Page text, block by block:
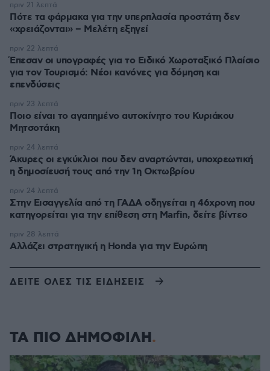
Πότε τα φάρμακα για την υπερπλασία προστάτη δεν
«χρειάζονται» – Μελέτη εξηγεί
πριν 21 λεπτά
Έπεσαν οι υπογραφές για το Ειδικό Χωροταξικό Πλαίσιο
για τον Τουρισμό: Νέοι κανόνες για δόμηση και
επενδύσεις
πριν 22 λεπτά
Ποιο είναι το αγαπημένο αυτοκίνητο του Κυριάκου
Μητσοτάκη
πριν 23 λεπτά
Άκυρες οι εγκύκλιοι που δεν αναρτώνται, υποχρεωτική
η δημοσίευσή τους από την 1η Οκτωβρίου
πριν 24 λεπτά
Στην Εισαγγελία από τη ΓΑΔΑ οδηγείται η 46χρονη που
κατηγορείται για την επίθεση στη Marfin, δείτε βίντεο
πριν 24 λεπτά
Αλλάζει στρατηγική η Honda για την Ευρώπη
πριν 28 λεπτά
ΔΕΙΤΕ ΟΛΕΣ ΤΙΣ ΕΙΔΗΣΕΙΣ
ΤΑ ΠΙΟ ΔΗΜΟΦΙΛΗ